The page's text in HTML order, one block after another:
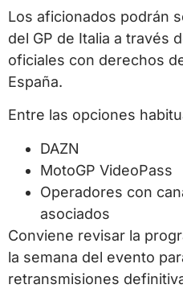
Los aficionados podrán
del GP de Italia a través
oficiales con derechos
España.
Entre las opciones
DAZN
MotoGP VideoPass
Operadores con
asociados
Conviene revisar la
la semana del evento
retransmisiones